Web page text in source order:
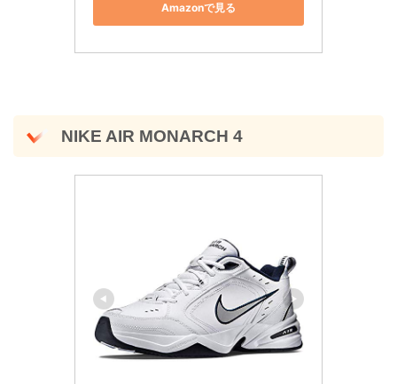
Amazonで見る
NIKE AIR MONARCH 4